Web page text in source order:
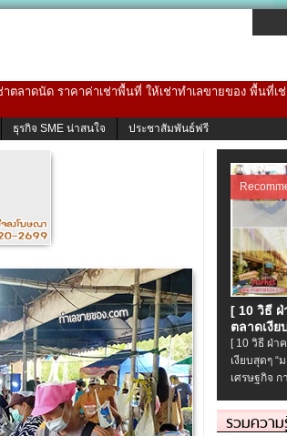
ลาดนัด ราคาค่าเช่าพื้นที่ ให้เช่าทำเลขายของ พื้นที่
ธุรกิจ SME น่าสนใจ ประชาสัมพันธ์ฟรี
[ 10 วิธี ฝ่
ตลาดเงี
[ 10 วิธี ฝ่า
เงียบสุดๆ
เศรษฐกิจ
รวมควา